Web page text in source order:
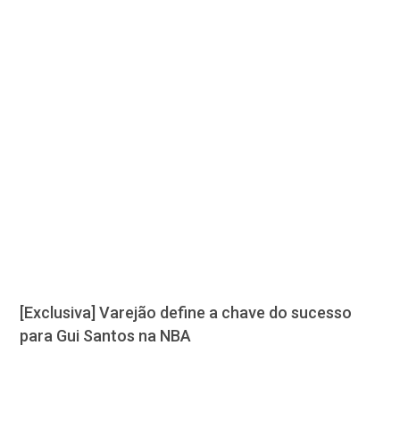
[Exclusiva] Varejão define a chave do sucesso
para Gui Santos na NBA